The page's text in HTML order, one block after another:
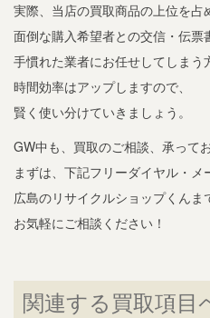
実際、当店の買取商品の上位を占
面倒な購入希望者との交信・伝票
手慣れた業者にお任せしてしまう
時間効率はアップしますので、
賢く使い分けていきましょう。
GW中も、買取のご相談、承って
まずは、下記フリーダイヤル・メ
広島のリサイクルショップくんま
お気軽にご相談ください！
関連する買取項目